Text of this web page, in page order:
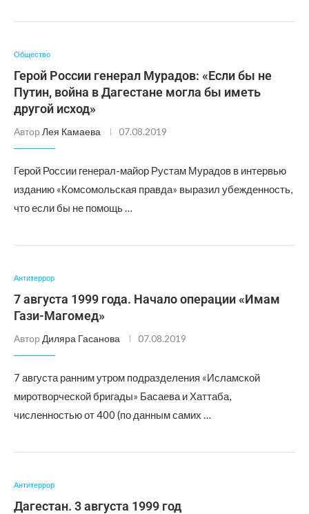
Общество
Герой России генерал Мурадов: «Если бы не
Путин, война в Дагестане могла бы иметь
другой исход»
Автор Лея Камаева 07.08.2019
Герой России генерал-майор Рустам Мурадов в интервью
изданию «Комсомольская правда» выразил убежденность,
что если бы не помощь …
Антитеррор
7 августа 1999 года. Начало операции «Имам
Гази-Магомед»
Автор Диляра Гасанова 07.08.2019
7 августа ранним утром подразделения «Исламской
миротворческой бригады» Басаева и Хаттаба,
численностью от 400 (по данным самих …
Антитеррор
Дагестан. 3 августа 1999 год